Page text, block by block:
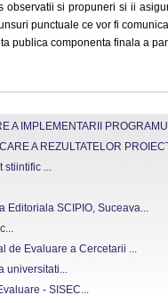
observatii si propuneri si ii
punctuale ce vor fi
publica componenta finala a
A IMPLEMENTARII
A REZULTATELOR
stiintific ...
Editoriala SCIPIO, Suceava...
de Evaluare a Cercetarii ...
universitati...
- SISEC...